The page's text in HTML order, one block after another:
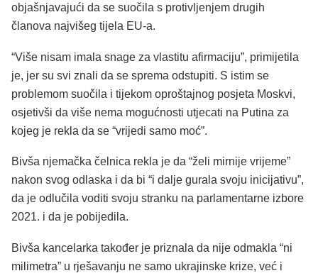
objašnjavajući da se suočila s protivljenjem drugih
članova najvišeg tijela EU-a.
“Više nisam imala snage za vlastitu afirmaciju”, primijetila
je, jer su svi znali da se sprema odstupiti. S istim se
problemom suočila i tijekom oproštajnog posjeta Moskvi,
osjetivši da više nema mogućnosti utjecati na Putina za
kojeg je rekla da se “vrijedi samo moć”.
Bivša njemačka čelnica rekla je da “želi mirnije vrijeme”
nakon svog odlaska i da bi “i dalje gurala svoju inicijativu”,
da je odlučila voditi svoju stranku na parlamentarne izbore
2021. i da je pobijedila.
Bivša kancelarka također je priznala da nije odmakla “ni
milimetra” u rješavanju ne samo ukrajinske krize, već i